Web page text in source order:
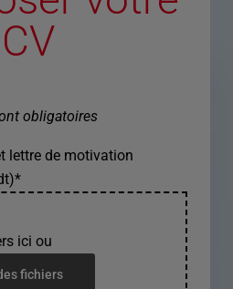
CV
obligatoires
lettre de motivation
*
ici ou
fichiers